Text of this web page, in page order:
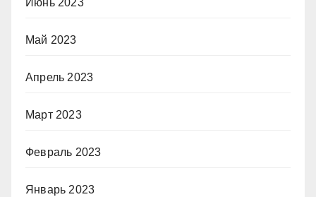
Июнь 2023
Май 2023
Апрель 2023
Март 2023
Февраль 2023
Январь 2023